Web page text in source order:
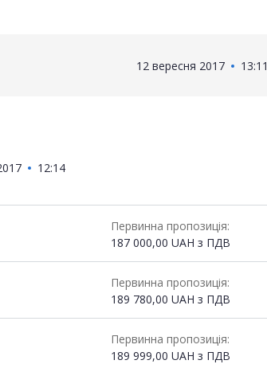
12 вересня 2017 13:11
12:14
Первинна пропозиція:
187 000,00 UAH з ПДВ
Первинна пропозиція:
189 780,00 UAH з ПДВ
Первинна пропозиція:
189 999,00 UAH з ПДВ